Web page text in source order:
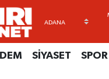
SİYASET SPOR